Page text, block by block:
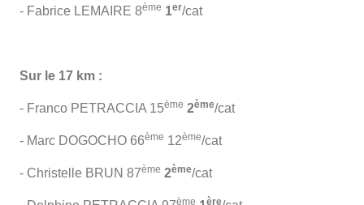
- Fabrice LEMAIRE 8ème 1er/cat
Sur le 17 km :
- Franco PETRACCIA 15ème 2ème/cat
- Marc DOGOCHO 66ème 12ème/cat
- Christelle BRUN 87ème 2ème/cat
ème ère